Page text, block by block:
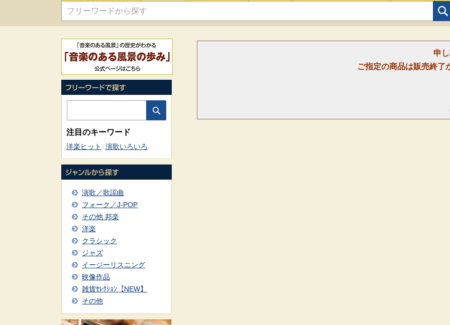
申
ご指定の商品は販売終了
注目のキーワード
洋楽ヒット 演歌いろいろ
演歌／歌謡曲
フォーク／J-POP
その他 邦楽
洋楽
クラシック
ジャズ
イージーリスニング
映像作品
雑貨ｾﾚｸｼｮﾝ【NEW】
その他